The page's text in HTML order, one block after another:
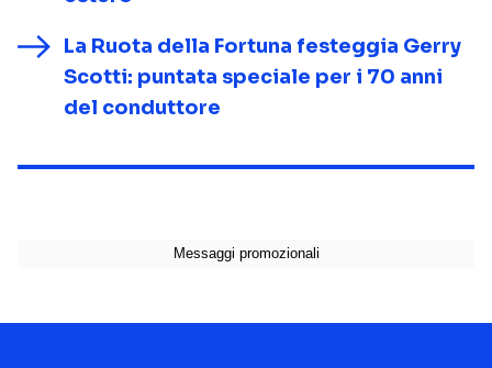
La Ruota della Fortuna festeggia Gerry
Scotti: puntata speciale per i 70 anni
del conduttore